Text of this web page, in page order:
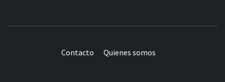
Contacto Quienes somos